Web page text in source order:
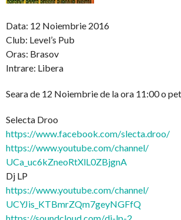
Data: 12 Noiembrie 2016
Club: Level’s Pub
Oras: Brasov
Intrare: Libera
Seara de 12 Noiembrie de la ora 11:00 o
Selecta Droo
https://www.facebook.com/slecta.droo/
https://www.youtube.com/channel/
UCa_uc6kZneoRtXlL0ZBjgnA
Dj LP
https://www.youtube.com/channel/
UCYJis_KTBmrZQm7geyNGFfQ